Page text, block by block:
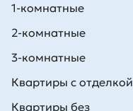
1-комнатные
2-комнатные
3-комнатные
Квартиры с отделкой
Квартиры без